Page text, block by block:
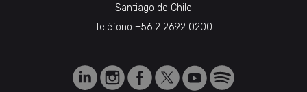
Santiago de Chile
Teléfono +56 2 2692 0200